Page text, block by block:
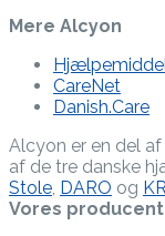
Mere Alcyon
CareNet
Danish.Care
Alcyon er en del af
af de tre danske
Stole, DARO og KR
Vores